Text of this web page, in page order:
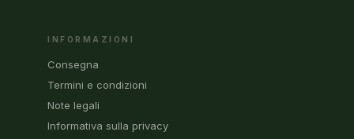
INFORMAZIONI
Consegna
Termini e condizioni
Note legali
Informativa sulla privacy